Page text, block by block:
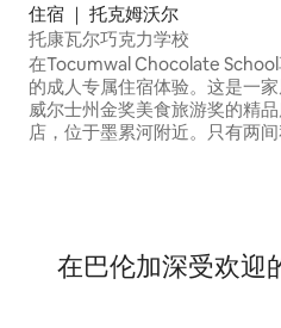
住宿 ｜ 托克姆沃尔
托康瓦尔巧克力学校
在Tocumwal Chocolate
的成人专属住宿体验。这是一
威尔士州金奖美食旅游奖的精
店，位于墨累河附近。只有两
厨烹制的餐点和巧克力体验是
在巴伦加深受欢迎